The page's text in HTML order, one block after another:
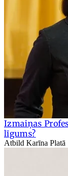
Izmaiņas
līgums?
Atbild Karīna Platā